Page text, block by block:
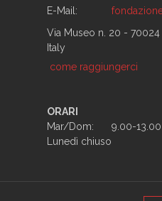
E-Mail:
Via Museo n. 20 - 70024
Italy
come raggiungerci
ORARI
Mar/Dom:
9.00-
Lunedì chiuso